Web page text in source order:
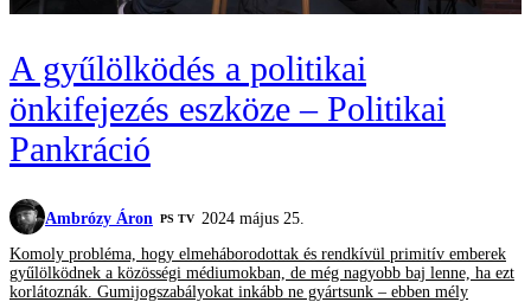
A gyűlölködés a politikai
önkifejezés eszköze – Politikai
Pankráció
Ambrózy Áron PS TV
2024 május 25.
Komoly probléma, hogy elmeháborodottak és rendkívül primitív emberek
gyűlölködnek a közösségi médiumokban, de még nagyobb baj lenne, ha ezt
korlátoznák. Gumijogszabályokat inkább ne gyártsunk – ebben mély